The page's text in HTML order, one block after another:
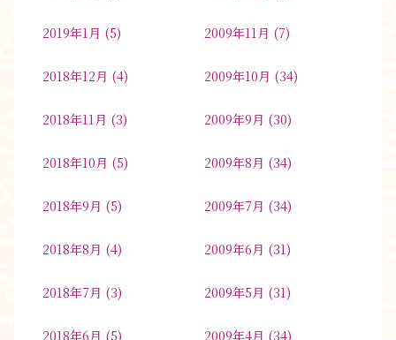
2019年1月 (5)
2018年12月 (4)
2018年11月 (3)
2018年10月 (5)
2018年9月 (5)
2018年8月 (4)
2018年7月 (3)
2018年6月 (5)
2009年11月 (7)
2009年10月 (34)
2009年9月 (30)
2009年8月 (34)
2009年7月 (34)
2009年6月 (31)
2009年5月 (31)
2009年4月 (34)